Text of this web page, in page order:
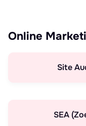
Online
Site
SEA